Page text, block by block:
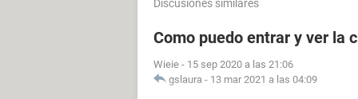
Discusiones similares
Como puedo entrar y ver la
Wieie - 15 sep 2020 a las 21:06
gslaura - 13 mar 2021 a las 04:09